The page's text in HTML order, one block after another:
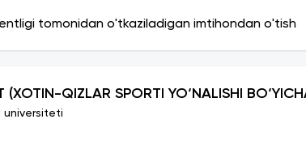
tomonidan o'tkaziladigan imtihondan o'tish
(XOTIN-QIZLAR SPORTI YO‘NALISHI
universiteti